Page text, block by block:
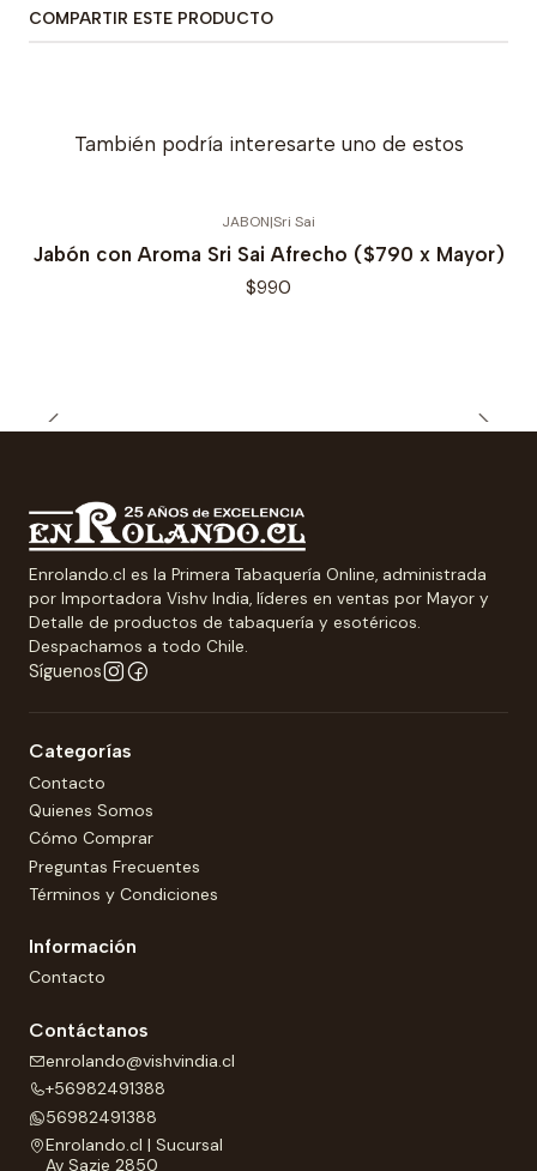
COMPARTIR ESTE PRODUCTO
También podría interesarte uno de estos
JABON|Sri Sai
Jabón con Aroma Sri Sai Afrecho ($790 x Mayor)
$990
Enrolando.cl es la Primera Tabaquería Online, administrada
por Importadora Vishv India, líderes en ventas por Mayor y
Detalle de productos de tabaquería y esotéricos.
Despachamos a todo Chile.
Síguenos
Categorías
Contacto
Quienes Somos
Cómo Comprar
Preguntas Frecuentes
Términos y Condiciones
Información
Contacto
Contáctanos
enrolando@vishvindia.cl
+56982491388
56982491388
Enrolando.cl | Sucursal
Av Sazie 2850